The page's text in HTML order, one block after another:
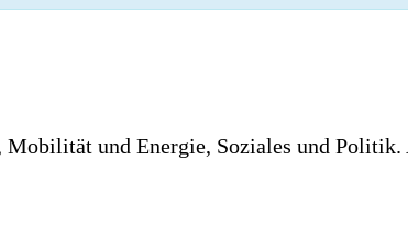
und Energie, Soziales und Politik.